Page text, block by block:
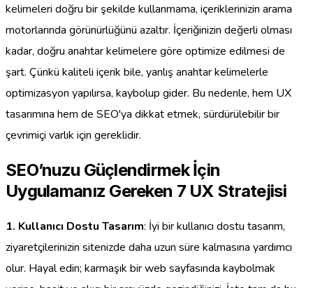
kelimeleri doğru bir şekilde kullanmama, içeriklerinizin arama
motorlarında görünürlüğünü azaltır. İçeriğinizin değerli olması
kadar, doğru anahtar kelimelere göre optimize edilmesi de
şart. Çünkü kaliteli içerik bile, yanlış anahtar kelimelerle
optimizasyon yapılırsa, kaybolup gider. Bu nedenle, hem UX
tasarımına hem de SEO'ya dikkat etmek, sürdürülebilir bir
çevrimiçi varlık için gereklidir.
SEO’nuzu Güçlendirmek İçin
Uygulamanız Gereken 7 UX Stratejisi
1. Kullanıcı Dostu Tasarım: İyi bir kullanıcı dostu tasarım,
ziyaretçilerinizin sitenizde daha uzun süre kalmasına yardımcı
olur. Hayal edin; karmaşık bir web sayfasında kaybolmak